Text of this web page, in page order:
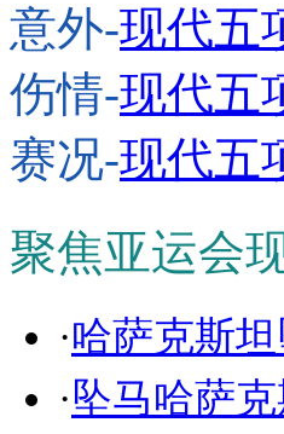
意外-现代五
伤情-现代五
赛况-现代五
聚焦亚运会
·哈萨克斯
·坠马哈萨